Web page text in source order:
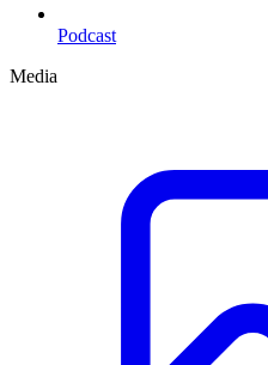
Podcast
Media